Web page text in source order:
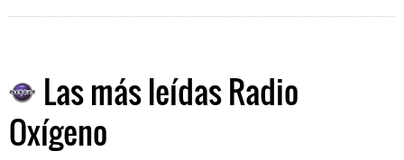
Las más leídas Radio
Oxígeno